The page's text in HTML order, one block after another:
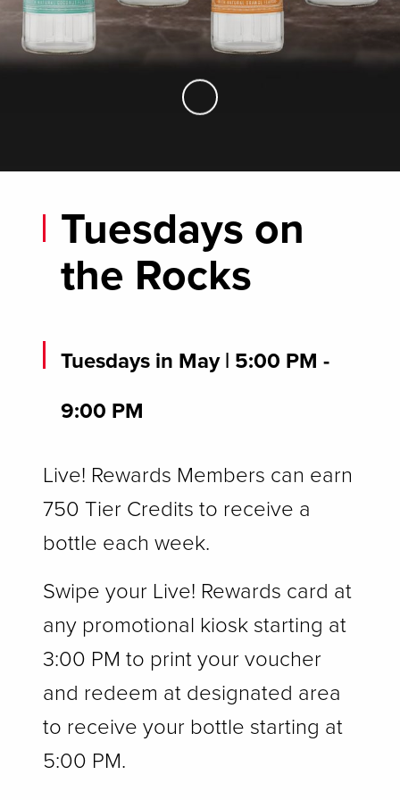
Skip to Main Content
Tuesdays on
the Rocks
Tuesdays in May | 5:00 PM -
9:00 PM
Live! Rewards Members can earn
750 Tier Credits to receive a
bottle each week.
Swipe your Live! Rewards card at
any promotional kiosk starting at
3:00 PM to print your voucher
and redeem at designated area
to receive your bottle starting at
5:00 PM.